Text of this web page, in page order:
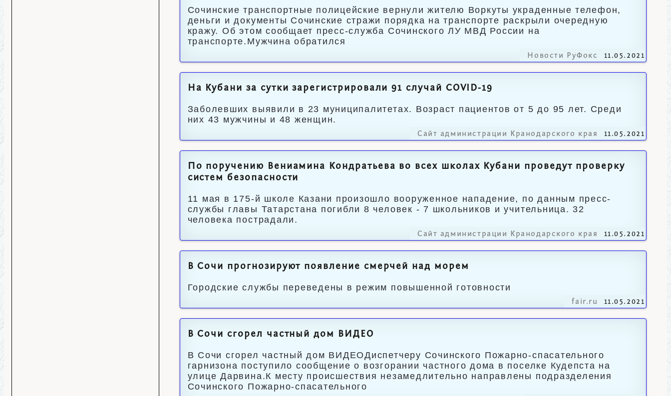
Сочинские транспортные полицейские вернули жителю Воркуты украденные телефон,
деньги и документы Сочинские стражи порядка на транспорте раскрыли очередную
кражу. Об этом сообщает пресс-служба Сочинского ЛУ МВД России на
транспорте.Мужчина обратился
Новости РуФокс 11.05.2021
На Кубани за сутки зарегистрировали 91 случай COVID-19
Заболевших выявили в 23 муниципалитетах. Возраст пациентов от 5 до 95 лет. Среди
них 43 мужчины и 48 женщин.
Сайт администрации Кранодарского края 11.05.2021
По поручению Вениамина Кондратьева во всех школах Кубани проведут проверку
систем безопасности
11 мая в 175-й школе Казани произошло вооруженное нападение, по данным пресс-
службы главы Татарстана погибли 8 человек - 7 школьников и учительница. 32
человека пострадали.
Сайт администрации Кранодарского края 11.05.2021
В Сочи прогнозируют появление смерчей над морем
Городские службы переведены в режим повышенной готовности
fair.ru 11.05.2021
В Сочи сгорел частный дом ВИДЕО
В Сочи сгорел частный дом ВИДЕОДиспетчеру Сочинского Пожарно-спасательного
гарнизона поступило сообщение о возгорании частного дома в поселке Кудепста на
улице Дарвина.К месту происшествия незамедлительно направлены подразделения
Сочинского Пожарно-спасательного